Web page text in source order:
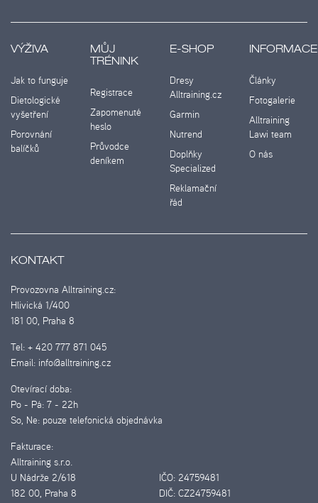
VÝŽIVA
Jak to funguje
Dietologické
vyšetření
Porovnání
balíčků
MŮJ
TRÉNINK
Registrace
Zapomenuté
heslo
Průvodce
deníkem
E-SHOP
Dresy
Alltraining.cz
Garmin
Nutrend
Doplňky
Specialized
Reklamační
řád
INFORMACE
Články
Fotogalerie
Alltraining
Lawi team
O nás
KONTAKT
Provozovna Alltraining.cz:
Hlivická 1/400
181 00, Praha 8
Tel: + 420 777 871 045
Email: info@alltraining.cz
Otevírací doba:
Po - Pá: 7 - 22h
So, Ne: pouze telefonická objednávka
Fakturace:
Alltraining s.r.o.
U Nádrže 2/618
IČO: 24759481
182 00, Praha 8
DIČ: CZ24759481